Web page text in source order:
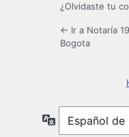
¿Olvidaste tu
← Ir a Notaría
Bogota
Idioma